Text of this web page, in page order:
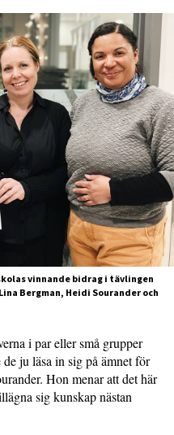
vinnande bidrag i tävlingen
Bergman, Heidi Sourander och
i par eller små grupper
ju läsa in sig på ämnet för
Hon menar att det här
sig kunskap nästan